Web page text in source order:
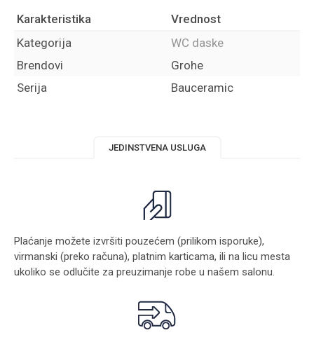
Karakteristika
Vrednost
Kategorija
WC daske
Brendovi
Grohe
Serija
Bauceramic
JEDINSTVENA USLUGA
Plaćanje možete izvršiti pouzećem (prilikom isporuke),
virmanski (preko računa), platnim karticama, ili na licu mesta
ukoliko se odlučite za preuzimanje robe u našem salonu.